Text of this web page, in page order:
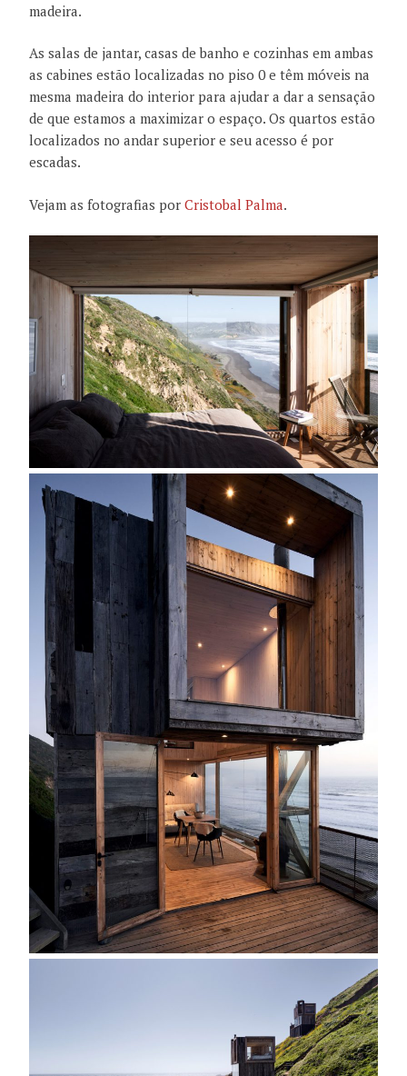
madeira.
As salas de jantar, casas de banho e cozinhas em ambas
as cabines estão localizadas no piso 0 e têm móveis na
mesma madeira do interior para ajudar a dar a sensação
de que estamos a maximizar o espaço. Os quartos estão
localizados no andar superior e seu acesso é ​​por
escadas.
Vejam as fotografias por Cristobal Palma.